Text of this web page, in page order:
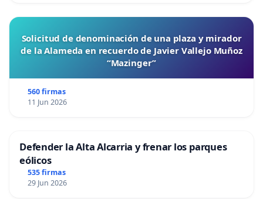
Solicitud de denominación de una plaza y mirador
de la Alameda en recuerdo de Javier Vallejo Muñoz
“Mazinger”
560 firmas
11 Jun 2026
Defender la Alta Alcarria y frenar los parques
eólicos
535 firmas
29 Jun 2026